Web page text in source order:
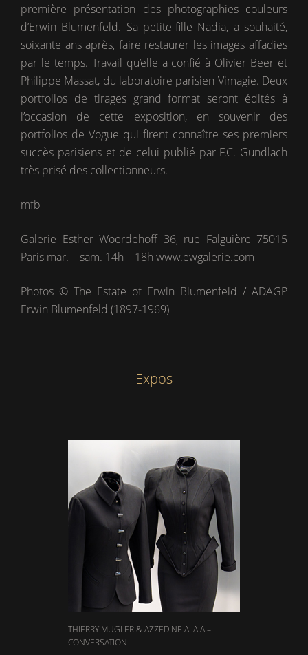
première présentation des photographies couleurs
d’Erwin Blumenfeld. Sa petite-fille Nadia, a souhaité,
soixante ans après, faire restaurer les images affadies
par le temps. Travail qu’elle a confié à Olivier Beer et
Philippe Massat, du laboratoire parisien Vimagie. Deux
portfolios de tirages grand format seront édités à
l’occasion de cette exposition, en souvenir des
portfolios de Vogue qui firent connaître ses premiers
succès parisiens et de celui publié par F.C. Gundlach
très prisé des collectionneurs.
mfb
Galerie Esther Woerdehoff 36, rue Falguière 75015
Paris mar. – sam. 14h – 18h www.ewgalerie.com
Photos © The Estate of Erwin Blumenfeld / ADAGP
Erwin Blumenfeld (1897-1969)
Expos
THIERRY MUGLER & AZZEDINE ALAÏA –
CONVERSATION